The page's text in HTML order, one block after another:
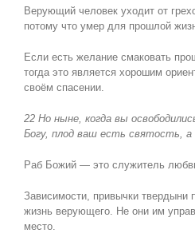
Верующий человек уходит от
потому что умер для прошлой
Если есть желание смаковать
тогда это является хорошим
своём спасении.
22 Но ныне, когда вы
Богу, плод ваш есть святость, а
Раб Божий — это служитель
Зависимости, привычки твердыни
жизнь верующего. Не они им
место.